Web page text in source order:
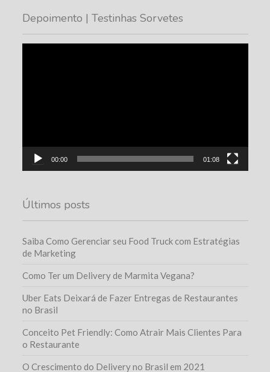
Depoimento | Testinhas Sorvetes
00:00 01:08
Últimos posts
Saiba Como Gerenciar seu Food Truck com Estratégias
de Marketing
Como Ter um Delivery de Marmita Vegana?
Uber Eats Deixará de Fazer Entregas de Restaurantes
no Brasil
Conceito Pet Friendly: Como Atrair Mais Clientes Para
o Restaurante
O Crescimento do Delivery no Brasil em 2021